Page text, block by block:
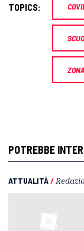
TOPICS:
POTREBBE
ATTUALITÀ/